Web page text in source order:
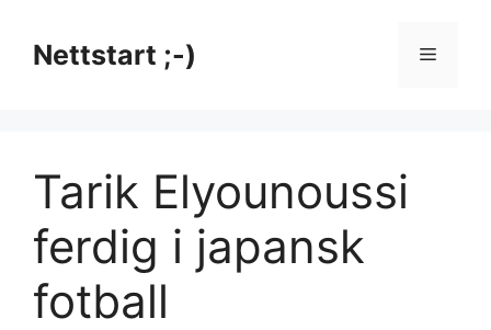
innholdNettstart ;-) Meny
Tarik Elyounoussi
ferdig i japansk
fotball